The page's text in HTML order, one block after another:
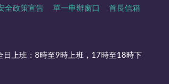
全政策宣告 單一申辦窗口 首長信箱
日上班：8時至9時上班，17時至18時下